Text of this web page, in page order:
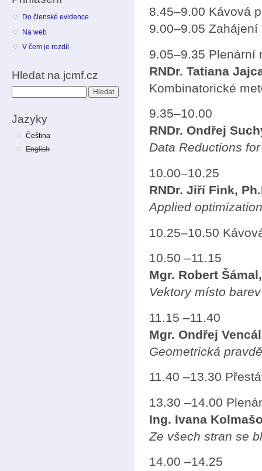
Do členské evidence
Na web
V čem je rozdíl
Hledat na jcmf.cz
Jazyky
Čeština
English
8.45–9.00 Kávová
9.00–9.05 Zahájení
9.05–9.35 Plenární
RNDr. Tatiana
Kombinatorické
9.35–10.00
RNDr. Ondřej
Data Reductions
10.00–10.25
RNDr. Jiří Fink,
Applied
10.25–10.50
10.50 –11.15
Mgr. Robert
Vektory místo
11.15 –11.40
Mgr. Ondřej
Geometrická
11.40 –13.30
13.30 –14.00
Ing. Ivana
Ze všech stran se
14.00 –14.25